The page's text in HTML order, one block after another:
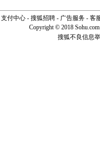
支付中心- 搜狐招聘- 广告服务- 客
Copyright © 2018
搜狐不良信息